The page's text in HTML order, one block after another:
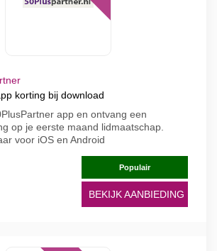
korting bij download
app en ontvang een
op je eerste maand lidmaatschap.
voor iOS en Android
Populair
BEKIJK AANBIEDING